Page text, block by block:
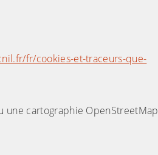
fr/cookies-et-traceurs-que-
une cartographie OpenStreetMap